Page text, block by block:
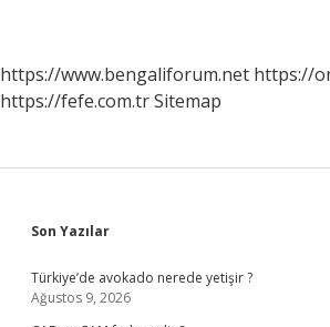
https://www.bengaliforum.net https://
https://fefe.com.trSitemap
Sidebar
Son Yazılar
Türkiye’de avokado nerede yetişir ?
Ağustos 9, 2026